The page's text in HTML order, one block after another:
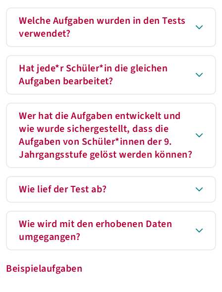
Welche Aufgaben wurden in den Tests
verwendet?
Hat jede*r Schüler*in die gleichen
Aufgaben bearbeitet?
Wer hat die Aufgaben entwickelt und
wie wurde sichergestellt, dass die
Aufgaben von Schüler*innen der 9.
Jahrgangsstufe gelöst werden können?
Wie lief der Test ab?
Wie wird mit den erhobenen Daten
umgegangen?
Beispielaufgaben